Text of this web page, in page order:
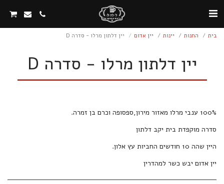
בית החנות יינות יין אדום יין דלתון מרלו - סדרה D
יין דלתון מרלו - סדרה D
יין אדום יבש כשר למהדרין